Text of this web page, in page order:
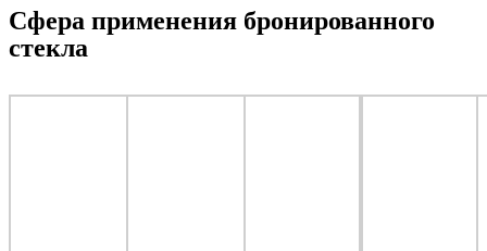
Сфера применения бронированного
стекла